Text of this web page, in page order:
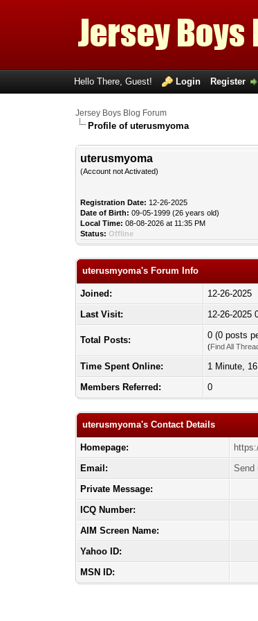
Hello There, Guest! Login Register
Jersey Boys Blog Forum
Profile of uterusmyoma
uterusmyoma
(Account not Activated)
Registration Date: 12-26-2025
Date of Birth: 09-05-1999 (26 years old)
Local Time: 08-08-2026 at 11:35 PM
Status: Offline
uterusmyoma's Forum Info
Joined:
12-26-2025
Last Visit:
12-26-2025
Total Posts: 0 (0 posts
(Find All
Time Spent Online:
1 Minute,
Members Referred:
0
uterusmyoma's Contact Details
Homepage:
Email:
Send
Private Message:
ICQ Number:
AIM Screen Name:
Yahoo ID:
MSN ID: